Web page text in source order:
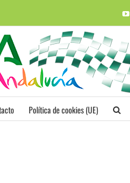
Política de cookies (UE)